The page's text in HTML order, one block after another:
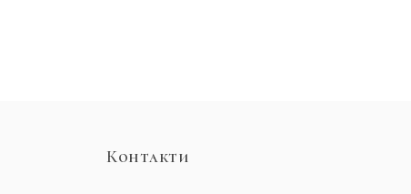
Контакти